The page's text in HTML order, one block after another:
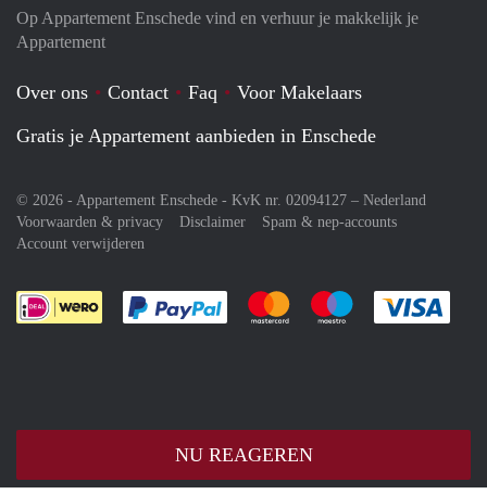
NU REAGEREN
Op Appartement Enschede vind en verhuur je makkelijk je
Appartement
Over ons Contact Faq
Voor Makelaars
Gratis je Appartement aanbieden in Enschede
© 2026 - Appartement Enschede - KvK nr. 02094127 – Nederland
Voorwaarden & privacy
Disclaimer
Spam & nep-accounts
Account verwijderen
Je rekent gemakkelijk af met Paypal
Je rekent gemakkelijk af met
Je rekent